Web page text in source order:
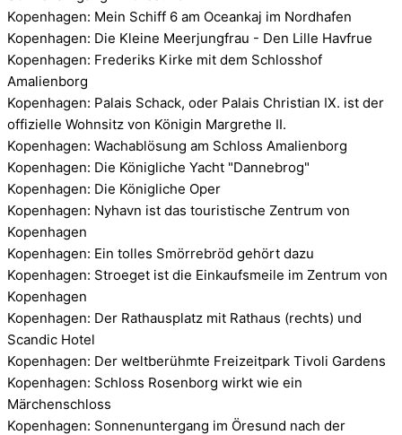
Kopenhagen: Mein Schiff 6 am Oceankaj im Nordhafen
Kopenhagen: Die Kleine Meerjungfrau - Den Lille Havfrue
Kopenhagen: Frederiks Kirke mit dem Schlosshof
Amalienborg
Kopenhagen: Palais Schack, oder Palais Christian IX. ist der
offizielle Wohnsitz von Königin Margrethe II.
Kopenhagen: Wachablösung am Schloss Amalienborg
Kopenhagen: Die Königliche Yacht "Dannebrog"
Kopenhagen: Die Königliche Oper
Kopenhagen: Nyhavn ist das touristische Zentrum von
Kopenhagen
Kopenhagen: Ein tolles Smörrebröd gehört dazu
Kopenhagen: Stroeget ist die Einkaufsmeile im Zentrum von
Kopenhagen
Kopenhagen: Der Rathausplatz mit Rathaus (rechts) und
Scandic Hotel
Kopenhagen: Der weltberühmte Freizeitpark Tivoli Gardens
Kopenhagen: Schloss Rosenborg wirkt wie ein
Märchenschloss
Kopenhagen: Sonnenuntergang im Öresund nach der